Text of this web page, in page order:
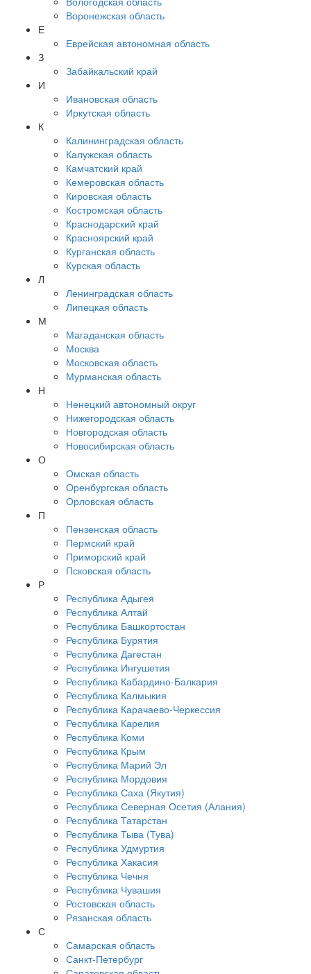
Воронежская область
Е
Еврейская автономная область
З
Забайкальский край
И
Ивановская область
Иркутская область
К
Калининградская область
Калужская область
Камчатский край
Кемеровская область
Кировская область
Костромская область
Краснодарский край
Красноярский край
Курганская область
Курская область
Л
Ленинградская область
Липецкая область
М
Магаданская область
Москва
Московская область
Мурманская область
Н
Ненецкий автономный округ
Нижегородская область
Новгородская область
Новосибирская область
О
Омская область
Оренбургская область
Орловская область
П
Пензенская область
Пермский край
Приморский край
Псковская область
Р
Республика Адыгея
Республика Алтай
Республика Башкортостан
Республика Бурятия
Республика Дагестан
Республика Ингушетия
Республика Кабардино-Балкария
Республика Калмыкия
Республика Карачаево-Черкессия
Республика Карелия
Республика Коми
Республика Крым
Республика Марий Эл
Республика Мордовия
Республика Саха (Якутия)
Республика Северная Осетия (Алания)
Республика Татарстан
Республика Тыва (Тува)
Республика Удмуртия
Республика Хакасия
Республика Чечня
Республика Чувашия
Ростовская область
Рязанская область
С
Самарская область
Санкт-Петербург